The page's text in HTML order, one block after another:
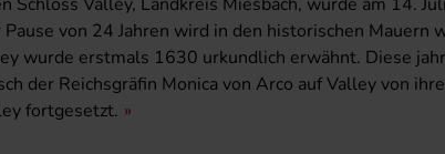
von 24 Jahren wird in den historischen Mauern
wurde erstmals 1630 urkundlich erwähnt. Diese
der Reichsgräfin Monica von Arco auf Valley von
fortgesetzt.